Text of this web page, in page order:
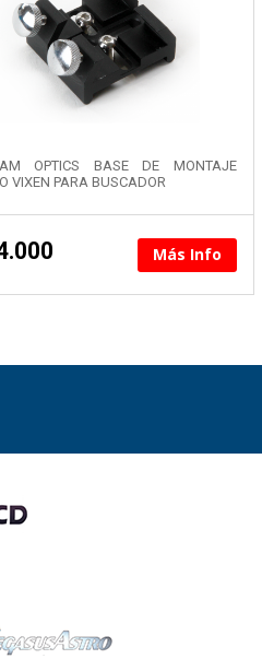
OPTICS BASE DE MONTAJE
VIXEN PARA BUSCADOR
Más Info